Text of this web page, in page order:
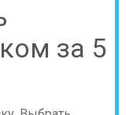
за 5